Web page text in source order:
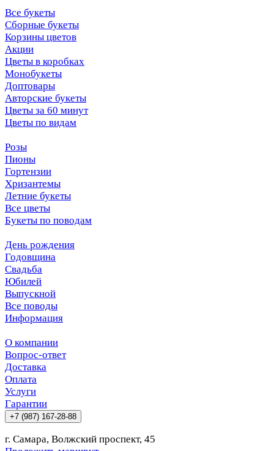
Все букеты
Сборные букеты
Корзины цветов
Акции
Цветы в коробках
Монобукеты
Доптовары
Авторские букеты
Цветы за 60 минут
Цветы по видам
Розы
Пионы
Гортензии
Хризантемы
Летние букеты
Все цветы
Букеты по поводам
День рождения
Годовщина
Свадьба
Юбилей
Выпускной
Все поводы
Информация
О компании
Вопрос-ответ
Доставка
Оплата
Услуги
Гарантии
+7 (987) 167-28-88
г. Самара, Волжский проспект, 45